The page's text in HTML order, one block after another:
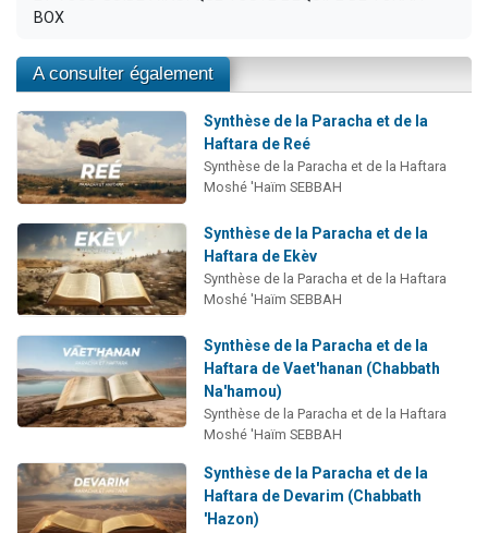
BOX
A consulter également
Synthèse de la Paracha et de la
Haftara de Reé
Synthèse de la Paracha et de la Haftara
Moshé 'Haïm SEBBAH
Synthèse de la Paracha et de la
Haftara de Ekèv
Synthèse de la Paracha et de la Haftara
Moshé 'Haïm SEBBAH
Synthèse de la Paracha et de la
Haftara de Vaet'hanan (Chabbath
Na'hamou)
Synthèse de la Paracha et de la Haftara
Moshé 'Haïm SEBBAH
Synthèse de la Paracha et de la
Haftara de Devarim (Chabbath
'Hazon)